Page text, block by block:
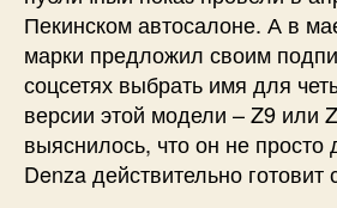
Пекинском автосалоне. А в
марки предложил своим
соцсетях выбрать имя для
версии этой модели – Z9 или
выяснилось, что он не просто
Denza действительно готовит